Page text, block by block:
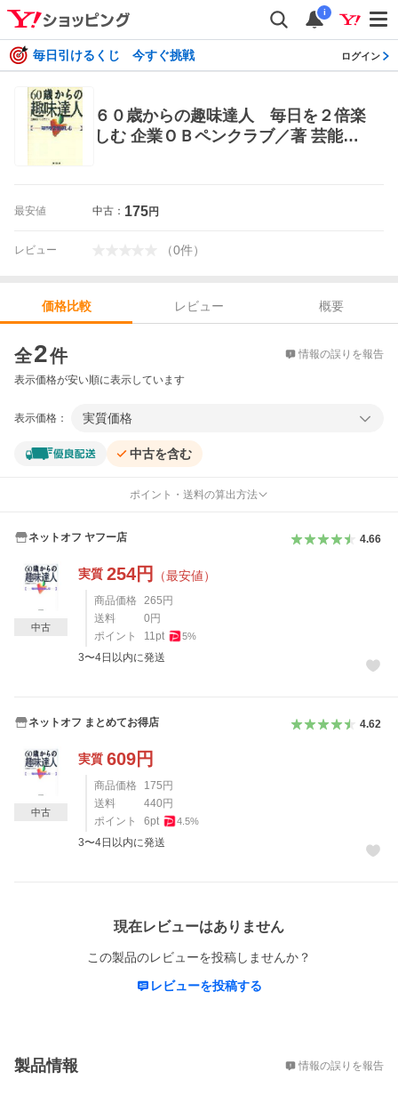
i
毎日引けるくじ 今すぐ挑戦 ログイン
６０歳からの趣味達人 毎日を２倍楽
しむ 企業ＯＢペンクラブ／著 芸能関
最安値 中古： 175円
レビュー （0件）
価格比較 レビュー
概要
全2件 情報の誤りを報告
表示価格が安い順に表示しています
表示価格： 実質価格
中古を含む
ポイント・送料の算出方法
ネットオフ ヤフー店 4.66
実質 254円 （最安値）
商品価格 265 円
送料
0 円
ポイント
11pt 5%
3〜4日以内に発送
中古
ネットオフ まとめてお得店 4.62
実質 609円
商品価格 175 円
送料
440 円
ポイント
6pt 4.5%
3〜4日以内に発送
中古
現在レビューはありません
この製品のレビューを投稿しませんか？
レビューを投稿する
製品情報 情報の誤りを報告